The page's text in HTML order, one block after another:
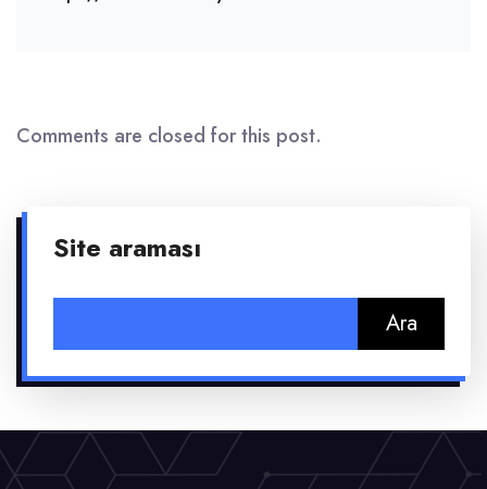
Comments are closed for this post.
Site araması